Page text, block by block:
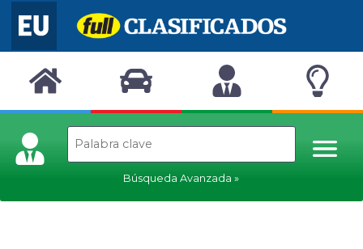
Búsqueda Avanzada